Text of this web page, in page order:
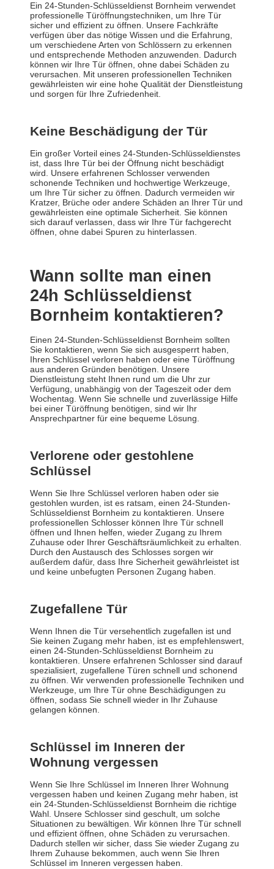
Ein 24-Stunden-Schlüsseldienst Bornheim verwendet
professionelle Türöffnungstechniken, um Ihre Tür
sicher und effizient zu öffnen. Unsere Fachkräfte
verfügen über das nötige Wissen und die Erfahrung,
um verschiedene Arten von Schlössern zu erkennen
und entsprechende Methoden anzuwenden. Dadurch
können wir Ihre Tür öffnen, ohne dabei Schäden zu
verursachen. Mit unseren professionellen Techniken
gewährleisten wir eine hohe Qualität der Dienstleistung
und sorgen für Ihre Zufriedenheit.
Keine Beschädigung der Tür
Ein großer Vorteil eines 24-Stunden-Schlüsseldienstes
ist, dass Ihre Tür bei der Öffnung nicht beschädigt
wird. Unsere erfahrenen Schlosser verwenden
schonende Techniken und hochwertige Werkzeuge,
um Ihre Tür sicher zu öffnen. Dadurch vermeiden wir
Kratzer, Brüche oder andere Schäden an Ihrer Tür und
gewährleisten eine optimale Sicherheit. Sie können
sich darauf verlassen, dass wir Ihre Tür fachgerecht
öffnen, ohne dabei Spuren zu hinterlassen.
Wann sollte man einen
24h Schlüsseldienst
Bornheim kontaktieren?
Einen 24-Stunden-Schlüsseldienst Bornheim sollten
Sie kontaktieren, wenn Sie sich ausgesperrt haben,
Ihren Schlüssel verloren haben oder eine Türöffnung
aus anderen Gründen benötigen. Unsere
Dienstleistung steht Ihnen rund um die Uhr zur
Verfügung, unabhängig von der Tageszeit oder dem
Wochentag. Wenn Sie schnelle und zuverlässige Hilfe
bei einer Türöffnung benötigen, sind wir Ihr
Ansprechpartner für eine bequeme Lösung.
Verlorene oder gestohlene
Schlüssel
Wenn Sie Ihre Schlüssel verloren haben oder sie
gestohlen wurden, ist es ratsam, einen 24-Stunden-
Schlüsseldienst Bornheim zu kontaktieren. Unsere
professionellen Schlosser können Ihre Tür schnell
öffnen und Ihnen helfen, wieder Zugang zu Ihrem
Zuhause oder Ihrer Geschäftsräumlichkeit zu erhalten.
Durch den Austausch des Schlosses sorgen wir
außerdem dafür, dass Ihre Sicherheit gewährleistet ist
und keine unbefugten Personen Zugang haben.
Zugefallene Tür
Wenn Ihnen die Tür versehentlich zugefallen ist und
Sie keinen Zugang mehr haben, ist es empfehlenswert,
einen 24-Stunden-Schlüsseldienst Bornheim zu
kontaktieren. Unsere erfahrenen Schlosser sind darauf
spezialisiert, zugefallene Türen schnell und schonend
zu öffnen. Wir verwenden professionelle Techniken und
Werkzeuge, um Ihre Tür ohne Beschädigungen zu
öffnen, sodass Sie schnell wieder in Ihr Zuhause
gelangen können.
Schlüssel im Inneren der
Wohnung vergessen
Wenn Sie Ihre Schlüssel im Inneren Ihrer Wohnung
vergessen haben und keinen Zugang mehr haben, ist
ein 24-Stunden-Schlüsseldienst Bornheim die richtige
Wahl. Unsere Schlosser sind geschult, um solche
Situationen zu bewältigen. Wir können Ihre Tür schnell
und effizient öffnen, ohne Schäden zu verursachen.
Dadurch stellen wir sicher, dass Sie wieder Zugang zu
Ihrem Zuhause bekommen, auch wenn Sie Ihren
Schlüssel im Inneren vergessen haben.